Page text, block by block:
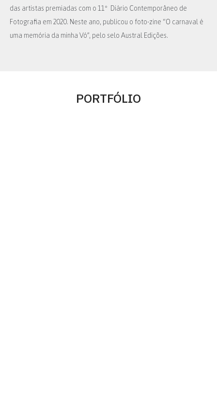
das artistas premiadas com o 11º Diário Contemporâneo de
Fotografia em 2020. Neste ano, publicou o foto-zine “O carnaval é
uma memória da minha Vó”, pelo selo Austral Edições.
PORTFÓLIO